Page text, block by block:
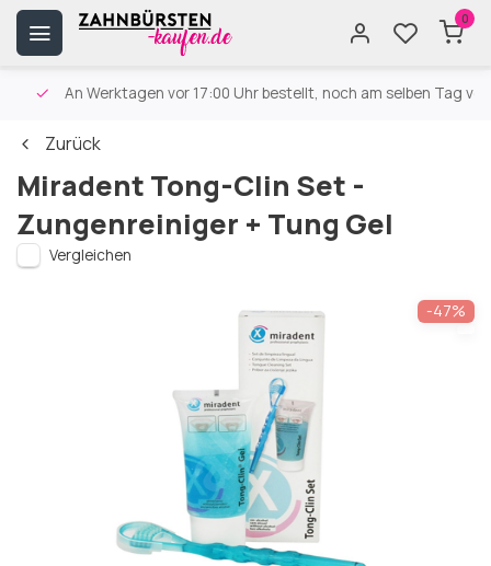
0
An Werktagen vor 17:00 Uhr bestellt, noch am selben Tag
Zurück
Miradent Tong-Clin Set -
Zungenreiniger + Tung Gel
Vergleichen
-47%